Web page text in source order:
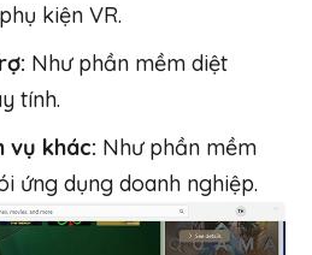
kiện VR.
Như phần mềm diệt
tính.
vụ khác: Như phần mềm
ứng dụng doanh nghiệp.